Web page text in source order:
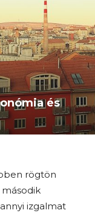
és
rögtön
második
izgalmat